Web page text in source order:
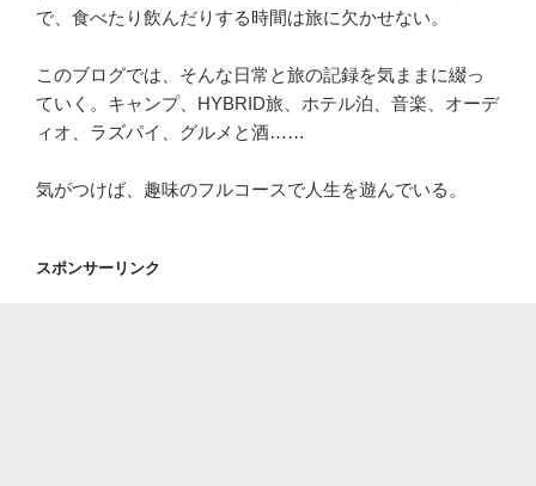
で、食べたり飲んだりする時間は旅に欠かせない。
このブログでは、そんな日常と旅の記録を気ままに綴っ
ていく。キャンプ、HYBRID旅、ホテル泊、音楽、オーデ
ィオ、ラズパイ、グルメと酒……
気がつけば、趣味のフルコースで人生を遊んでいる。
スポンサーリンク